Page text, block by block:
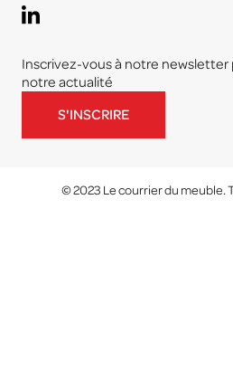
Inscrivez-vous à notre
notre actualité
S'INSCRIRE
© 2023 Le courrier du meuble.